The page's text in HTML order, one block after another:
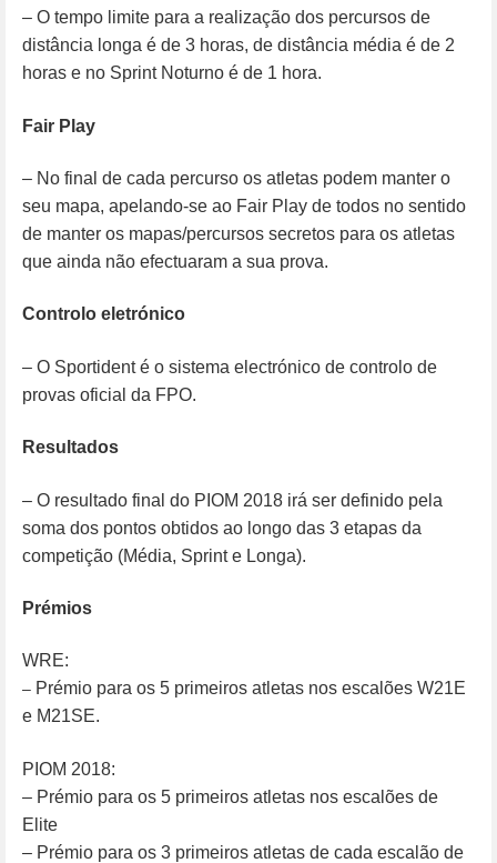
– O tempo limite para a realização dos percursos de
distância longa é de 3 horas, de distância média é de 2
horas e no Sprint Noturno é de 1 hora.
Fair Play
– No final de cada percurso os atletas podem manter o
seu mapa, apelando-se ao Fair Play de todos no sentido
de manter os mapas/percursos secretos para os atletas
que ainda não efectuaram a sua prova.
Controlo eletrónico
– O Sportident é o sistema electrónico de controlo de
provas oficial da FPO.
Resultados
– O resultado final do PIOM 2018 irá ser definido pela
soma dos pontos obtidos ao longo das 3 etapas da
competição (Média, Sprint e Longa).
Prémios
WRE:
– Prémio para os 5 primeiros atletas nos escalões W21E
e M21SE.
PIOM 2018:
– Prémio para os 5 primeiros atletas nos escalões de
Elite
– Prémio para os 3 primeiros atletas de cada escalão de